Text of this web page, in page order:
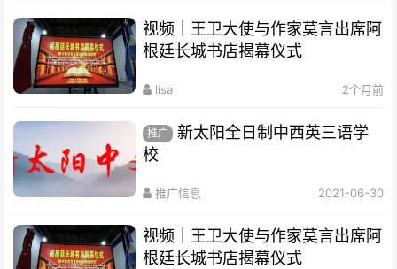
视频｜王卫大使与作家莫言出席阿
根廷长城书店揭幕仪式
lisa 2个月前
推广
新太阳全日制中西英三语学
校
推广信息 2021-06-30
视频｜王卫大使与作家莫言出席阿
根廷长城书店揭幕仪式